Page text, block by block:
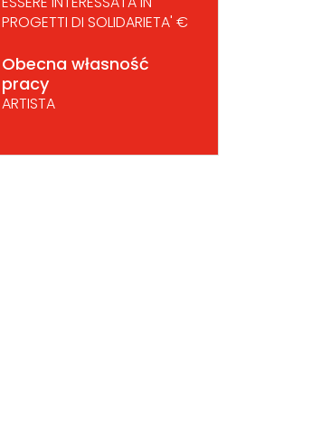
PROGETTI DI SOLIDARIETA' €
Obecna własność
pracy
ARTISTA